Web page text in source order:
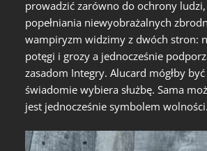
prowadzić zarówno do ochrony
popełniania niewyobrażalnych
wampiryzm widzimy z dwóch stron:
potęgi i grozy a jednocześnie
zasadom Integry. Alucard mógłby
świadomie wybiera służbę. Sama
jest jednocześnie symbolem wolności.